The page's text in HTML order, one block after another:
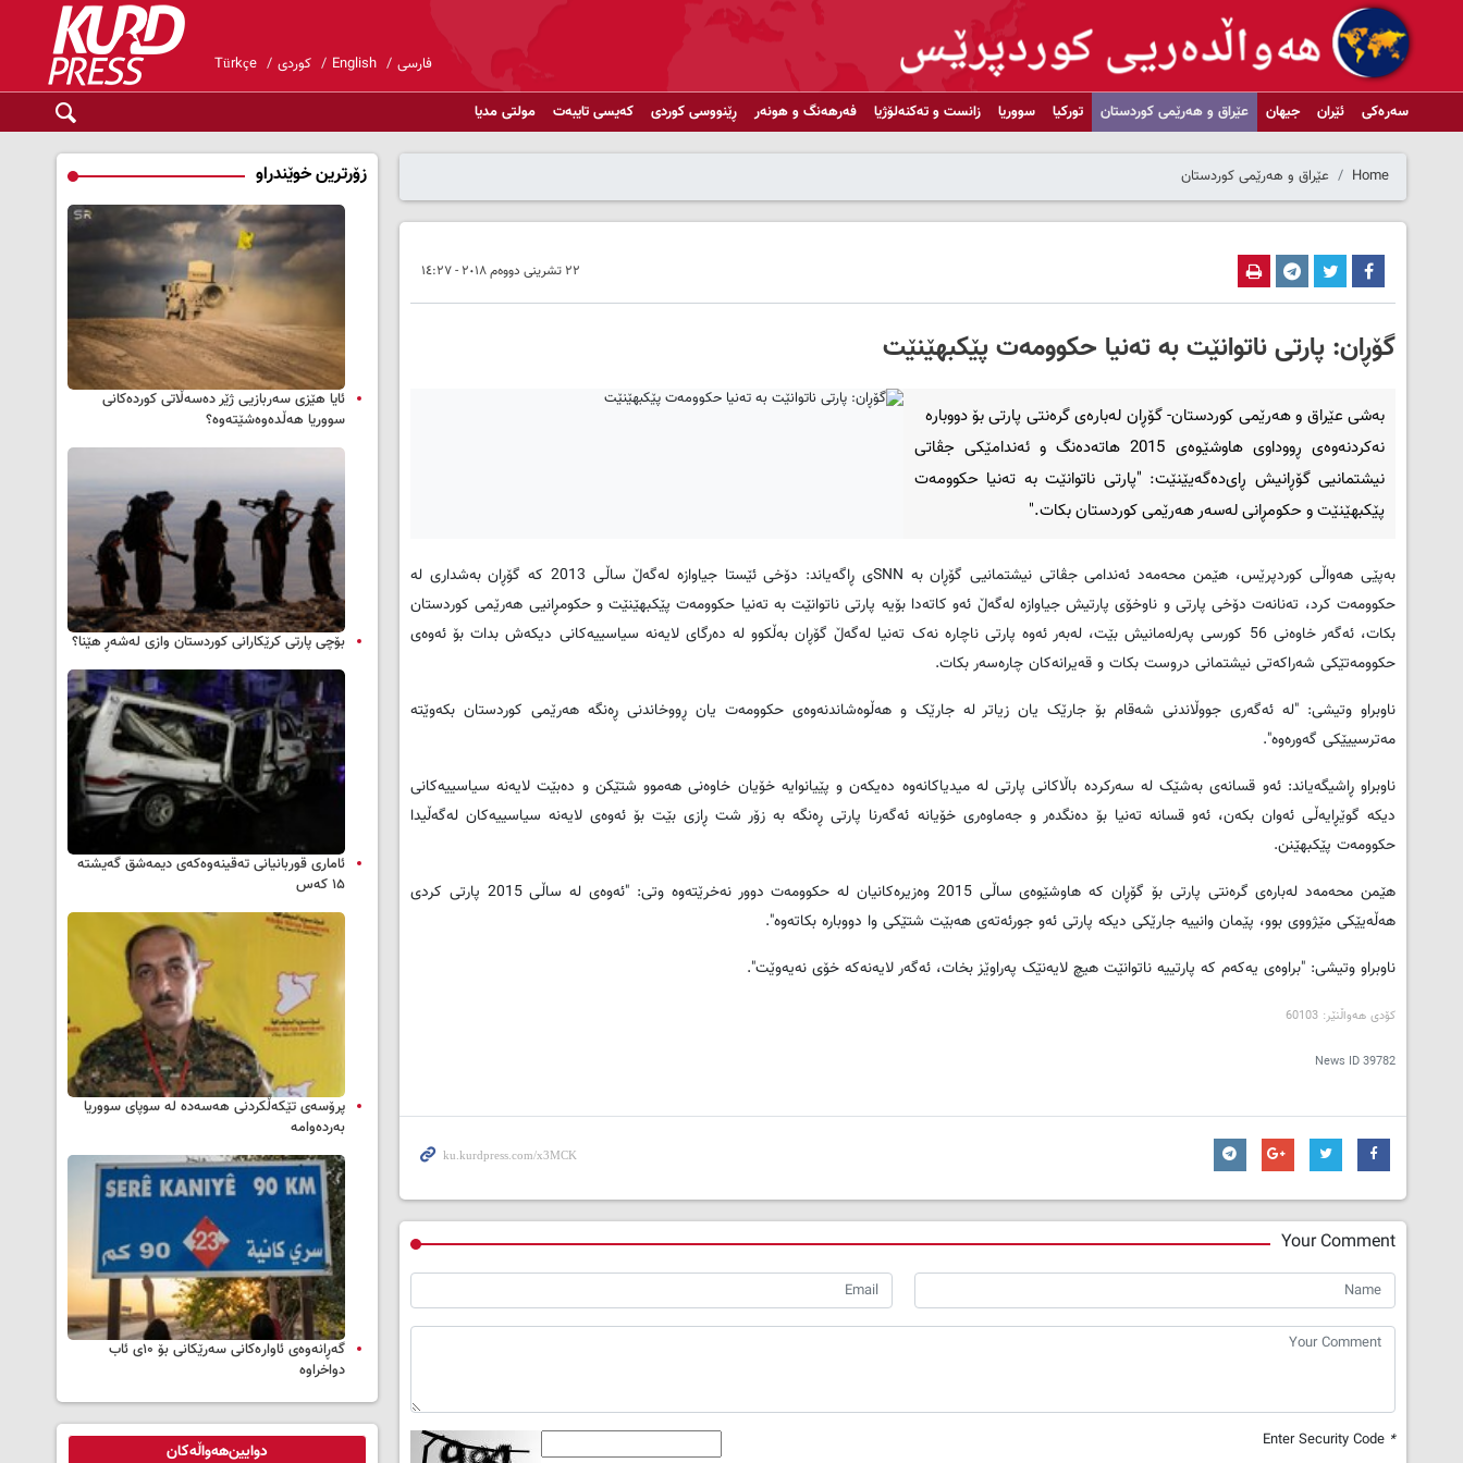
فارسی English کوردی Türkçe
سەرەکی ئێران جیهان عێراق و هەرێمی کوردستان تورکیا سووریا زانست و تەکنەلۆژیا فەرهەنگ و هونەر ڕێنووسی کوردی کەیسی تایبەت مولتی مدیا
Home عێراق و هەرێمی کوردستان
٢٢ تشرینی دووەم ٢٠١٨ - ١٤:٢٧
گۆڕان: پارتی ناتوانێت به‌ ته‌نیا حکوومه‌ت پێکبهێنێت
به‌شی عێراق و هه‌رێمی کوردستان- گۆڕان له‌باره‌ی گره‌نتی پارتی بۆ دووباره
‌نه‌کردنه‌وه‌ی ڕووداوی ھاوشێوه‌ی 2015 ھاته‌ده‌نگ و ئه‌ندامێکی جڤاتی
نیشتمانیی گۆڕانیش ڕای‌ده‌گه‌یێنێت: "پارتی ناتوانێت به‌ ته‌نیا حکوومه‌ت
پێکبهێنێت و حکومڕانی له‌سه‌ر ھه‌رێمی کوردستان بکات."
به‌پێی هه‌واڵی کوردپرێس، ھێمن محه‌مه‌د ئه‌ندامی جڤاتی نیشتمانیی گۆڕان به ‌SNNی ڕاگه‌یاند: دۆخی ئێستا جیاوازه‌ له‌گه‌ڵ ساڵی 2013 که‌ گۆڕان به‌شداری له
‌حکوومه‌ت کرد، ته‌نانه‌ت دۆخی پارتی و ناوخۆی پارتیش جیاوازه‌ له‌گه‌ڵ ئه‌و کاته‌دا بۆیه‌ پارتی ناتوانێت به ‌ته‌نیا حکوومه‌ت پێکبھێنێت و حکومڕانیی ھه‌رێمی کوردستان
بکات، ئه‌گه‌ر خاوه‌نی 56 کورسی په‌رله‌مانیش بێت، له‌به‌ر ئه‌وه‌ پارتی ناچاره‌ نه‌ک ته‌نیا له‌گه‌ڵ گۆڕان به‌ڵکوو له‌ ده‌رگای لایه‌نه‌ سیاسییه‌کانی دیکه‌ش بدات بۆ ئه‌وه‌ی
حکوومه‌تێکی شه‌راکه‌تی نیشتمانی دروست بکات و قه‌یرانه‌کان چاره‌سه‌ر بکات.
ناوبراو وتیشی: "له ‌ئه‌گه‌ری جووڵاندنی شه‌قام بۆ جارێک یان زیاتر له‌ جارێک و ھه‌ڵوه‌شاندنه‌وه‌ی حکوومه‌ت یان ڕووخاندنی ڕه‌نگه‌ ھه‌رێمی کوردستان بکه‌وێته‌
مه‌ترسییێکی گه‌وره‌وه‌".
ناوبراو ڕاشیگه‌یاند: ئه‌و قسانه‌ی به‌شێک له‌ سه‌رکرده‌ باڵاکانی پارتی له ‌میدیاکانه‌وه‌ ده‌یکه‌ن و پێیانوایه‌ خۆیان خاوه‌نی ھه‌موو شتێکن و ده‌بێت لایه‌نه‌ سیاسییه‌کانی
دیکه‌ گوێڕایه‌ڵی ئه‌وان بکه‌ن، ئه‌و قسانه‌ ته‌نیا بۆ ده‌نگده‌ر و جه‌ماوه‌ری خۆیانه‌ ئه‌گه‌رنا پارتی ڕه‌نگه‌ به‌ زۆر شت ڕازی بێت بۆ ئه‌وه‌ی لایه‌نه‌ سیاسییه‌کان له‌گه‌ڵیدا
حکوومه‌ت پێکبھێنن.
ھێمن محه‌مه‌د له‌باره‌ی گره‌نتی پارتی بۆ گۆڕان که ‌ھاوشێوه‌ی ساڵی 2015 وه‌زیره‌کانیان له‌ حکوومه‌ت دوور نه‌خرێته‌وه‌ وتی: "ئه‌وه‌ی له ‌ساڵی 2015 پارتی کردی
ھه‌ڵه‌یێکی مێژووی بوو، پێمان وانییه‌ جارێکی دیکه‌ پارتی ئه‌و جورئه‌ته‌ی ھه‌بێت شتێکی وا دووباره‌ بکاته‌وه‌".
ناوبراو وتیشی: "براوه‌ی یه‌که‌م که‌ پارتییه‌ ناتوانێت ھیچ لایه‌نێک په‌راوێز بخات، ئه‌گه‌ر لایه‌نه‌که‌ خۆی نه‌یه‌وێت".
کۆدی هه‌واڵنێر: 60103
News ID39782
Your Comment
*
زۆرترین خوێندراو
ئایا هێزی سەربازیی ژێر دەسەڵاتی کوردەکانی
سووریا هەڵدەوەشێتەوە؟
بۆچی پارتی کرێکارانی کوردستان وازی لەشەڕ هێنا؟
ئاماری قوربانیانی تەقینەوەکەی دیمەشق گەیشتە
۱۵ کەس
پرۆسەی تێکەڵکردنی هەسەدە لە سوپای سووریا
بەردەوامە
گەڕانەوەی ئاوارەکانی سەرێکانی بۆ ۱۰ی ئاب
دواخراوە
دوایین‌هەواڵەکان